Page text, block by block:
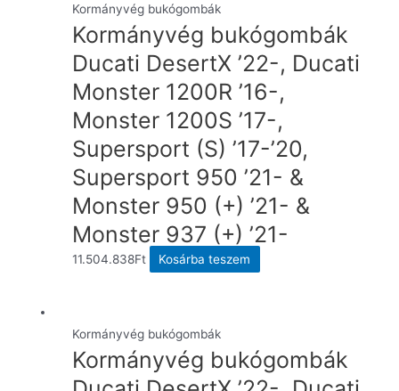
variációja
van.
A
változatok
termékoldalon
választhatók
ki
Kormányvég bukógombák
Kormányvég bukógombák
Ducati DesertX ’22-, Ducati
Monster 1200R ’16-,
Monster 1200S ’17-,
Supersport (S) ’17-’20,
Supersport 950 ’21- &
Monster 950 (+) ’21- &
Monster 937 (+) ’21-
11.504.838Ft Kosárba teszem
Kormányvég bukógombák
Kormányvég bukógombák